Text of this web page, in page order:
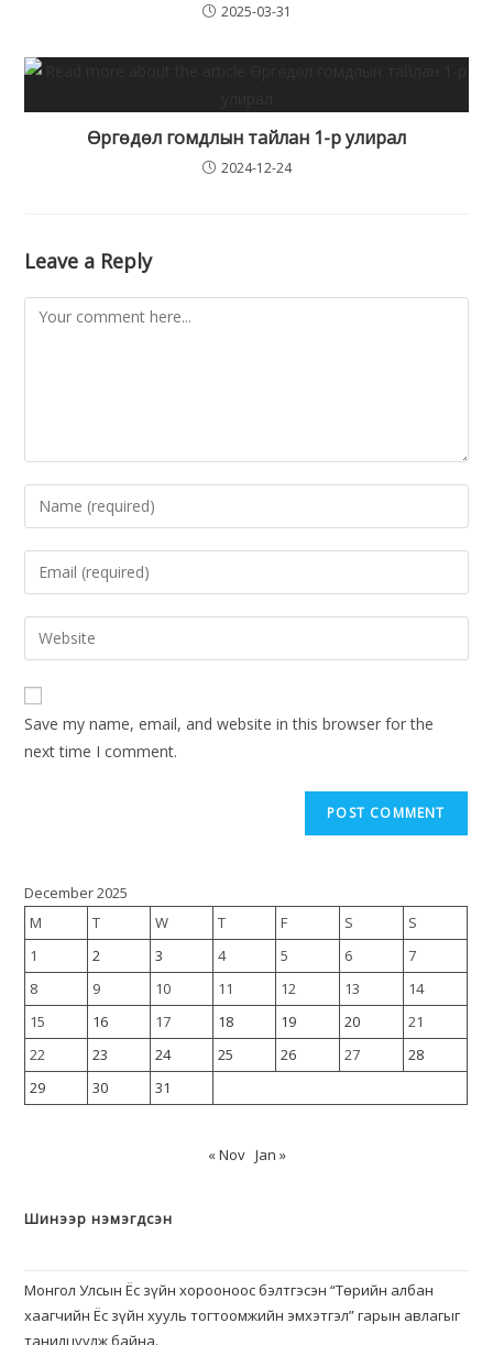
2025-03-31
Өргөдөл гомдлын тайлан 1-р улирал
2024-12-24
Leave a Reply
Save my name, email, and website in this browser for the
next time I comment.
December 2025
M
T W T F S
S
1
2 3 4 5 6
7
8
9 10 11 12 13
14
15
16 17 18 19 20
21
22
23 24 25 26 27
28
29
30 31
« Nov Jan »
Шинээр нэмэгдсэн
Монгол Улсын Ёс зүйн хорооноос бэлтгэсэн “Төрийн албан
хаагчийн Ёс зүйн хууль тогтоомжийн эмхэтгэл” гарын авлагыг
танилцуулж байна.